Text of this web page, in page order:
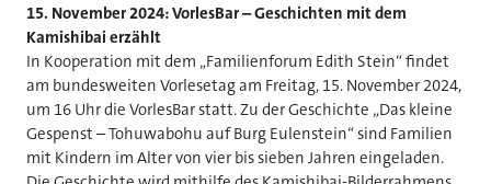
15. November 2024: VorlesBar – Geschichten mit dem
Kamishibai erzählt
In Kooperation mit dem „Familienforum Edith Stein“ findet
am bundesweiten Vorlesetag am Freitag, 15. November 2024,
um 16 Uhr die VorlesBar statt. Zu der Geschichte „Das kleine
Gespenst – Tohuwabohu auf Burg Eulenstein“ sind Familien
mit Kindern im Alter von vier bis sieben Jahren eingeladen.